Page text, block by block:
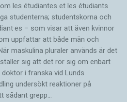
les étudiantes et les étudiants
studenterna; studentskorna och
– som visar att även kvinnor
uppfattar att både män och
maskulina pluraler används är det
sig att det rör sig om enbart
doktor i franska vid Lunds
undersökt reaktioner på
sådant grepp…